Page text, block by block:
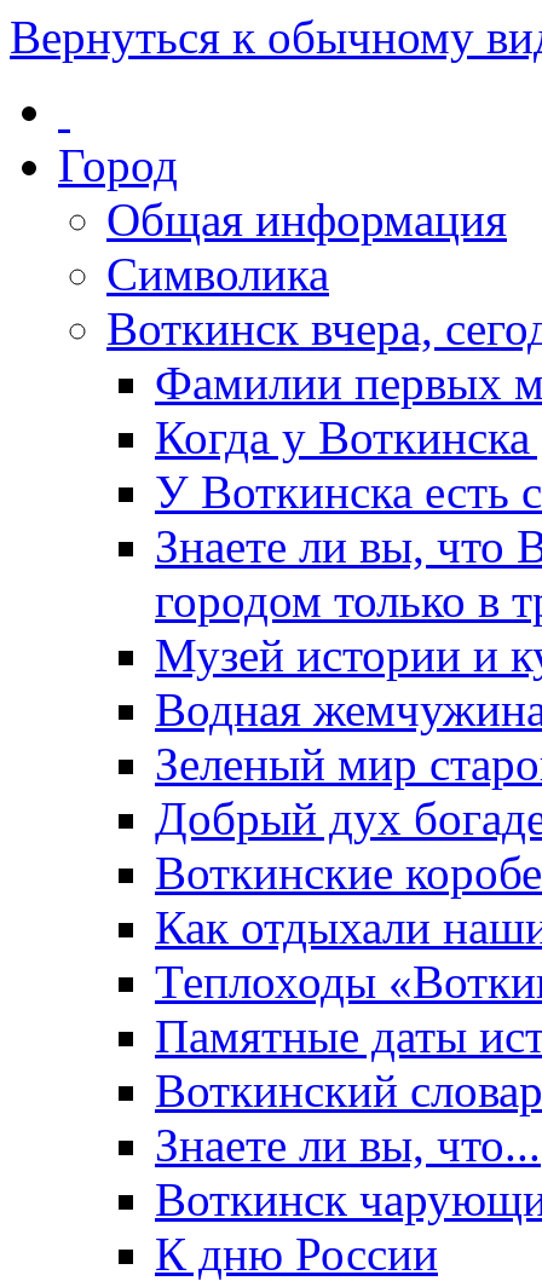
Вернуться к обычному
Город
Общая информация
Символика
Воткинск вчера,
Фамилии первых
Когда у
У Воткинска есть
Знаете ли вы, что
городом только в
Музей истории и
Водная
Зеленый мир
Добрый дух
Воткинские
Как отдыхали
Теплоходы
Памятные даты
Воткинский
Знаете ли вы, что...
Воткинск
К дню России